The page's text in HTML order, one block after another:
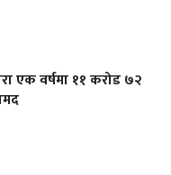
एक वर्षमा ११ करोड ७२